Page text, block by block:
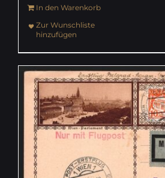
In den Warenkorb
Zur Wunschliste
hinzufügen